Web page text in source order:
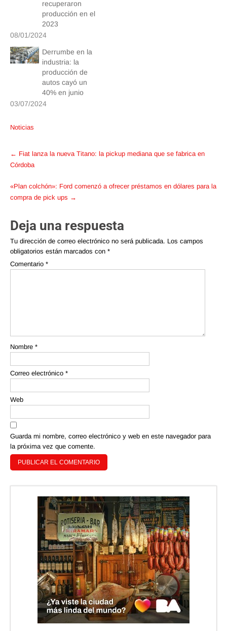
recuperaron
producción en el
2023
08/01/2024
Derrumbe en la
industria: la
producción de
autos cayó un
40% en junio
03/07/2024
Noticias
Post
navigation
← Fiat lanza la nueva Titano: la pickup mediana que se fabrica en
Córdoba
«Plan colchón»: Ford comenzó a ofrecer préstamos en dólares para la
compra de pick ups →
Deja una respuesta
Tu dirección de correo electrónico no será publicada. Los campos
obligatorios están marcados con *
Comentario *
Nombre *
Correo electrónico *
Web
Guarda mi nombre, correo electrónico y web en este navegador para
la próxima vez que comente.